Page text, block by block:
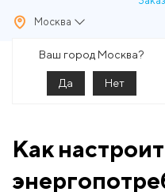
Москва
Ваш город Москва?
Да Нет
Главная Статьи
Как